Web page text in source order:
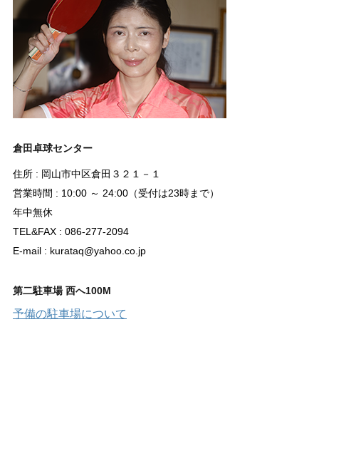
倉田卓球センター
住所 : 岡山市中区倉田３２１－１
営業時間 : 10:00 ～ 24:00（受付は23時まで）
年中無休
TEL&FAX : 086-277-2094
E-mail : kurataq@yahoo.co.jp
第二駐車場 西へ100M
予備の駐車場について